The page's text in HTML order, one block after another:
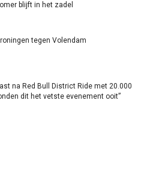
blijft in het zadel
tegen Volendam
na Red Bull District Ride met 20.000
dit het vetste evenement ooit”